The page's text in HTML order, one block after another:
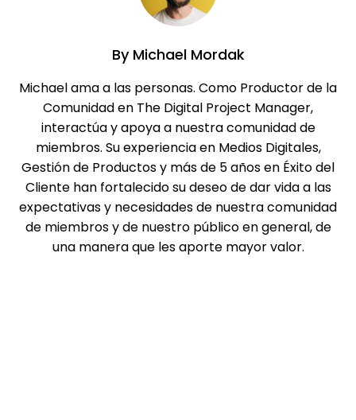
ByMichael Mordak
Michael ama a las personas. Como Productor de la
Comunidad en The Digital Project Manager,
interactúa y apoya a nuestra comunidad de
miembros. Su experiencia en Medios Digitales,
Gestión de Productos y más de 5 años en Éxito del
Cliente han fortalecido su deseo de dar vida a las
expectativas y necesidades de nuestra comunidad
de miembros y de nuestro público en general, de
una manera que les aporte mayor valor.